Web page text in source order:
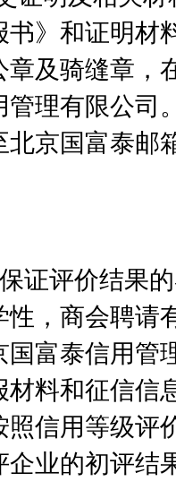
书》和证明材
章及骑缝章，
管理有限公司
北京国富泰邮
证评价结果
，商会聘请
富泰信用管
材料和征信信
信用等级评
业的初评结